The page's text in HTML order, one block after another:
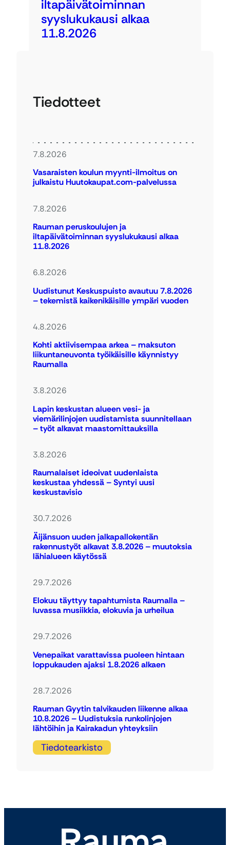
iltapäivätoiminnan
syyslukukausi alkaa
11.8.2026
Tiedotteet
7.8.2026
Vasaraisten koulun myynti-ilmoitus on
julkaistu Huutokaupat.com-palvelussa
7.8.2026
Rauman peruskoulujen ja
iltapäivätoiminnan syyslukukausi alkaa
11.8.2026
6.8.2026
Uudistunut Keskuspuisto avautuu 7.8.2026
– tekemistä kaikenikäisille ympäri vuoden
4.8.2026
Kohti aktiivisempaa arkea – maksuton
liikuntaneuvonta työikäisille käynnistyy
Raumalla
3.8.2026
Lapin keskustan alueen vesi- ja
viemärilinjojen uudistamista suunnitellaan
– työt alkavat maastomittauksilla
3.8.2026
Raumalaiset ideoivat uudenlaista
keskustaa yhdessä – Syntyi uusi
keskustavisio
30.7.2026
Äijänsuon uuden jalkapallokentän
rakennustyöt alkavat 3.8.2026 – muutoksia
lähialueen käytössä
29.7.2026
Elokuu täyttyy tapahtumista Raumalla –
luvassa musiikkia, elokuvia ja urheilua
29.7.2026
Venepaikat varattavissa puoleen hintaan
loppukauden ajaksi 1.8.2026 alkaen
28.7.2026
Rauman Gyytin talvikauden liikenne alkaa
10.8.2026 – Uudistuksia runkolinjojen
lähtöihin ja Kairakadun yhteyksiin
Tiedotearkisto